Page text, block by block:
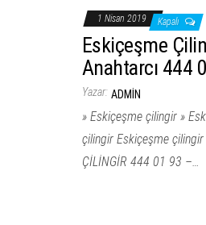
1 Nisan 2019 Kapalı
Eskiçeşme
Anahtarcı 444
Yazar: ADMIN
» Eskiçeşme çilingir »
çilingir Eskiçeşme çilingir
ÇİLİNGİR 444 01 93 –…